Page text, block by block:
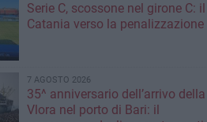
Serie C, scossone nel girone C: il
Catania verso la penalizzazione
7 AGOSTO 2026
35^ anniversario dell’arrivo della
Vlora nel porto di Bari: il